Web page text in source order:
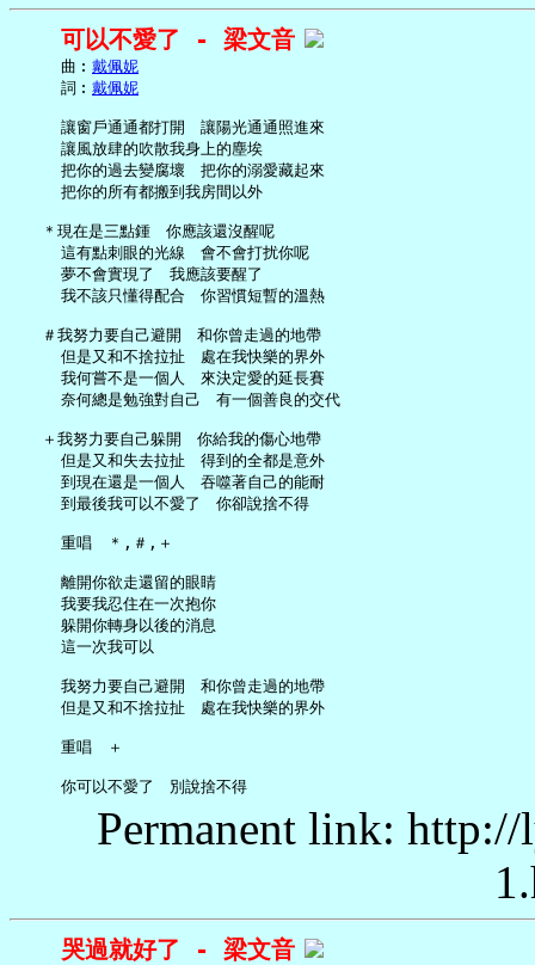
可以不愛了 - 梁文音
     曲︰
戴佩妮
     詞︰
戴佩妮
     讓窗戶通通都打開　讓陽光通通照進來
     讓風放肆的吹散我身上的塵埃
     把你的過去變腐壞　把你的溺愛藏起來
     把你的所有都搬到我房間以外
   ＊現在是三點鍾　你應該還沒醒呢
     這有點刺眼的光線　會不會打扰你呢
     夢不會實現了　我應該要醒了
     我不該只懂得配合　你習慣短暫的溫熱
   ＃我努力要自己避開　和你曾走過的地帶
     但是又和不捨拉扯　處在我快樂的界外
     我何嘗不是一個人　來決定愛的延長賽
     奈何總是勉強對自己　有一個善良的交代
   ＋我努力要自己躲開　你給我的傷心地帶
     但是又和失去拉扯　得到的全都是意外
     到現在還是一個人　吞噬著自己的能耐
     到最後我可以不愛了　你卻說捨不得
     重唱　＊,＃,＋
     離開你欲走還留的眼睛
     我要我忍住在一次抱你
     躲開你轉身以後的消息
     這一次我可以
     我努力要自己避開　和你曾走過的地帶
     但是又和不捨拉扯　處在我快樂的界外
     重唱　＋
Permanent link:
哭過就好了 - 梁文音